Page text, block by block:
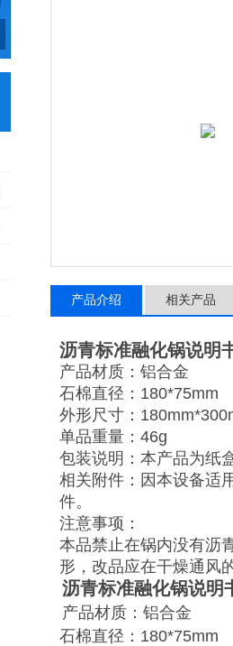
产品介绍 相关产品
沥青标准融化锅说明
产品材质：铝合金
石棉直径： 180*75mm
外形尺寸：
单品重量： 46g
包装说明：本产品为纸
相关附件：因本设备适
件。
注意事项：
本品禁止在锅内没有沥
形，改品应在干燥通风
沥青标准融化锅说明
产品材质：铝合金
石棉直径： 180*75mm